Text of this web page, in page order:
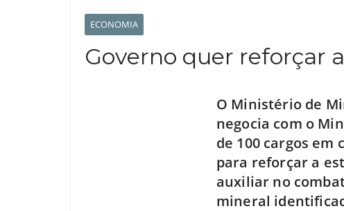
ECONOMIA
Governo quer reforçar
O Ministério de
negocia com o
de 100 cargos em
para reforçar a
auxiliar no
mineral